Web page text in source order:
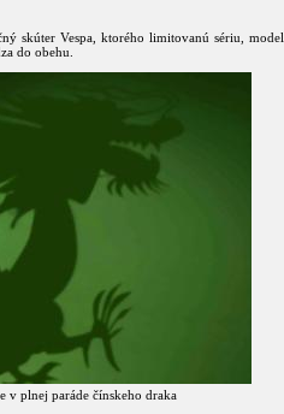
skúter Vespa, ktorého limitovanú sériu, model
do obehu.
v plnej paráde čínskeho draka